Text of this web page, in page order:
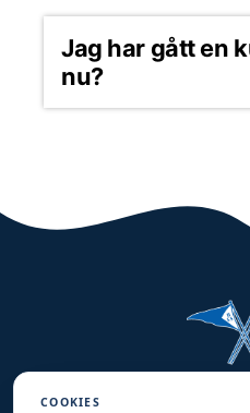
Jag har gått en
nu?
COOKIES